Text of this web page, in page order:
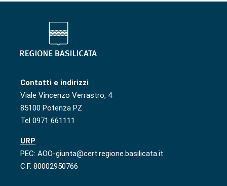
Contatti e indirizzi
Viale Vincenzo Verrastro, 4
85100 Potenza PZ
Tel 0971 661111
URP
PEC: AOO-giunta@cert.regione.basilicata.it
C.F. 80002950766